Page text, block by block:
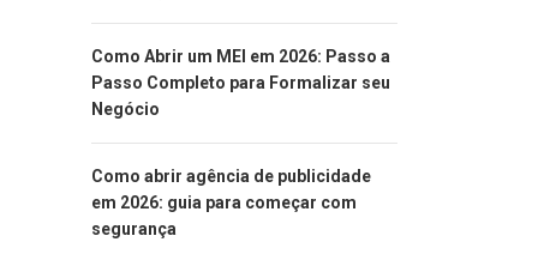
Como Abrir um MEI em 2026: Passo a
Passo Completo para Formalizar seu
Negócio
Como abrir agência de publicidade
em 2026: guia para começar com
segurança